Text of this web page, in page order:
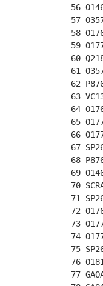
56
57
58
59
60
61
62
63
64
65
66
67
68
69
70
71
72
73
74
75
76
77